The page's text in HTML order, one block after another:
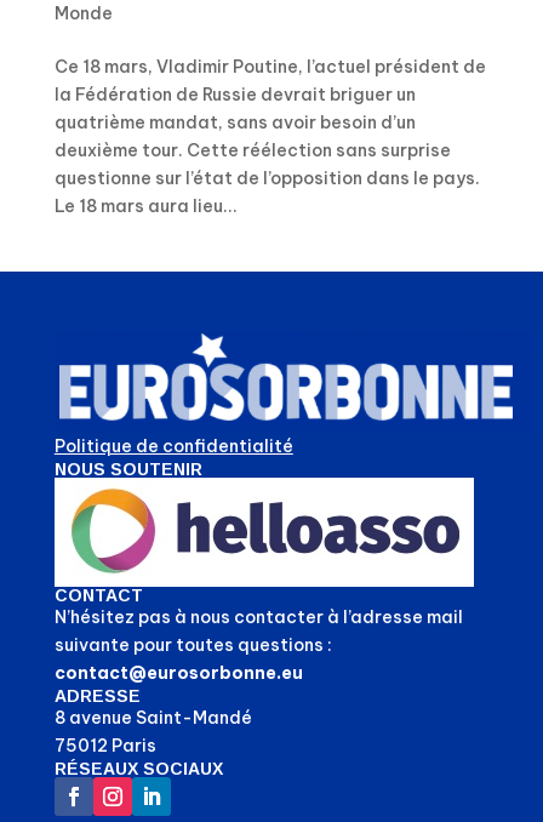
Monde
Ce 18 mars, Vladimir Poutine, l’actuel président de
la Fédération de Russie devrait briguer un
quatrième mandat, sans avoir besoin d’un
deuxième tour. Cette réélection sans surprise
questionne sur l’état de l’opposition dans le pays.
Le 18 mars aura lieu...
Politique de confidentialité
NOUS SOUTENIR
CONTACT
N’hésitez pas à nous contacter à l’adresse mail
suivante pour toutes questions :
contact@eurosorbonne.eu
ADRESSE
8 avenue Saint-Mandé
75012 Paris
RÉSEAUX SOCIAUX